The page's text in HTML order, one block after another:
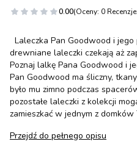
0.00(Oceny: 0
Laleczka Pan Goodwood i
drewniane laleczki czekają aż
Poznaj lalkę Pana Goodwood i
Pan Goodwood ma śliczny,
było mu zimno podczas
pozostałe laleczki z kolekcji
zamieszkać w jednym z
Przejdź do pełnego opisu